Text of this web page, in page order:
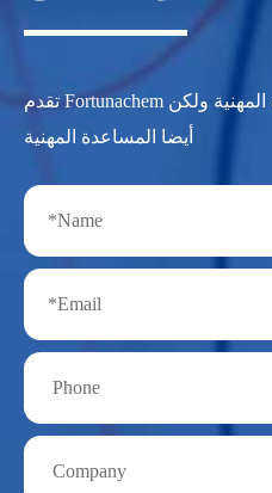
تقدم Fortunachem ليس فقط المنتجات الكيميائية المهنية ولكن
أيضا المساعدة المهنية